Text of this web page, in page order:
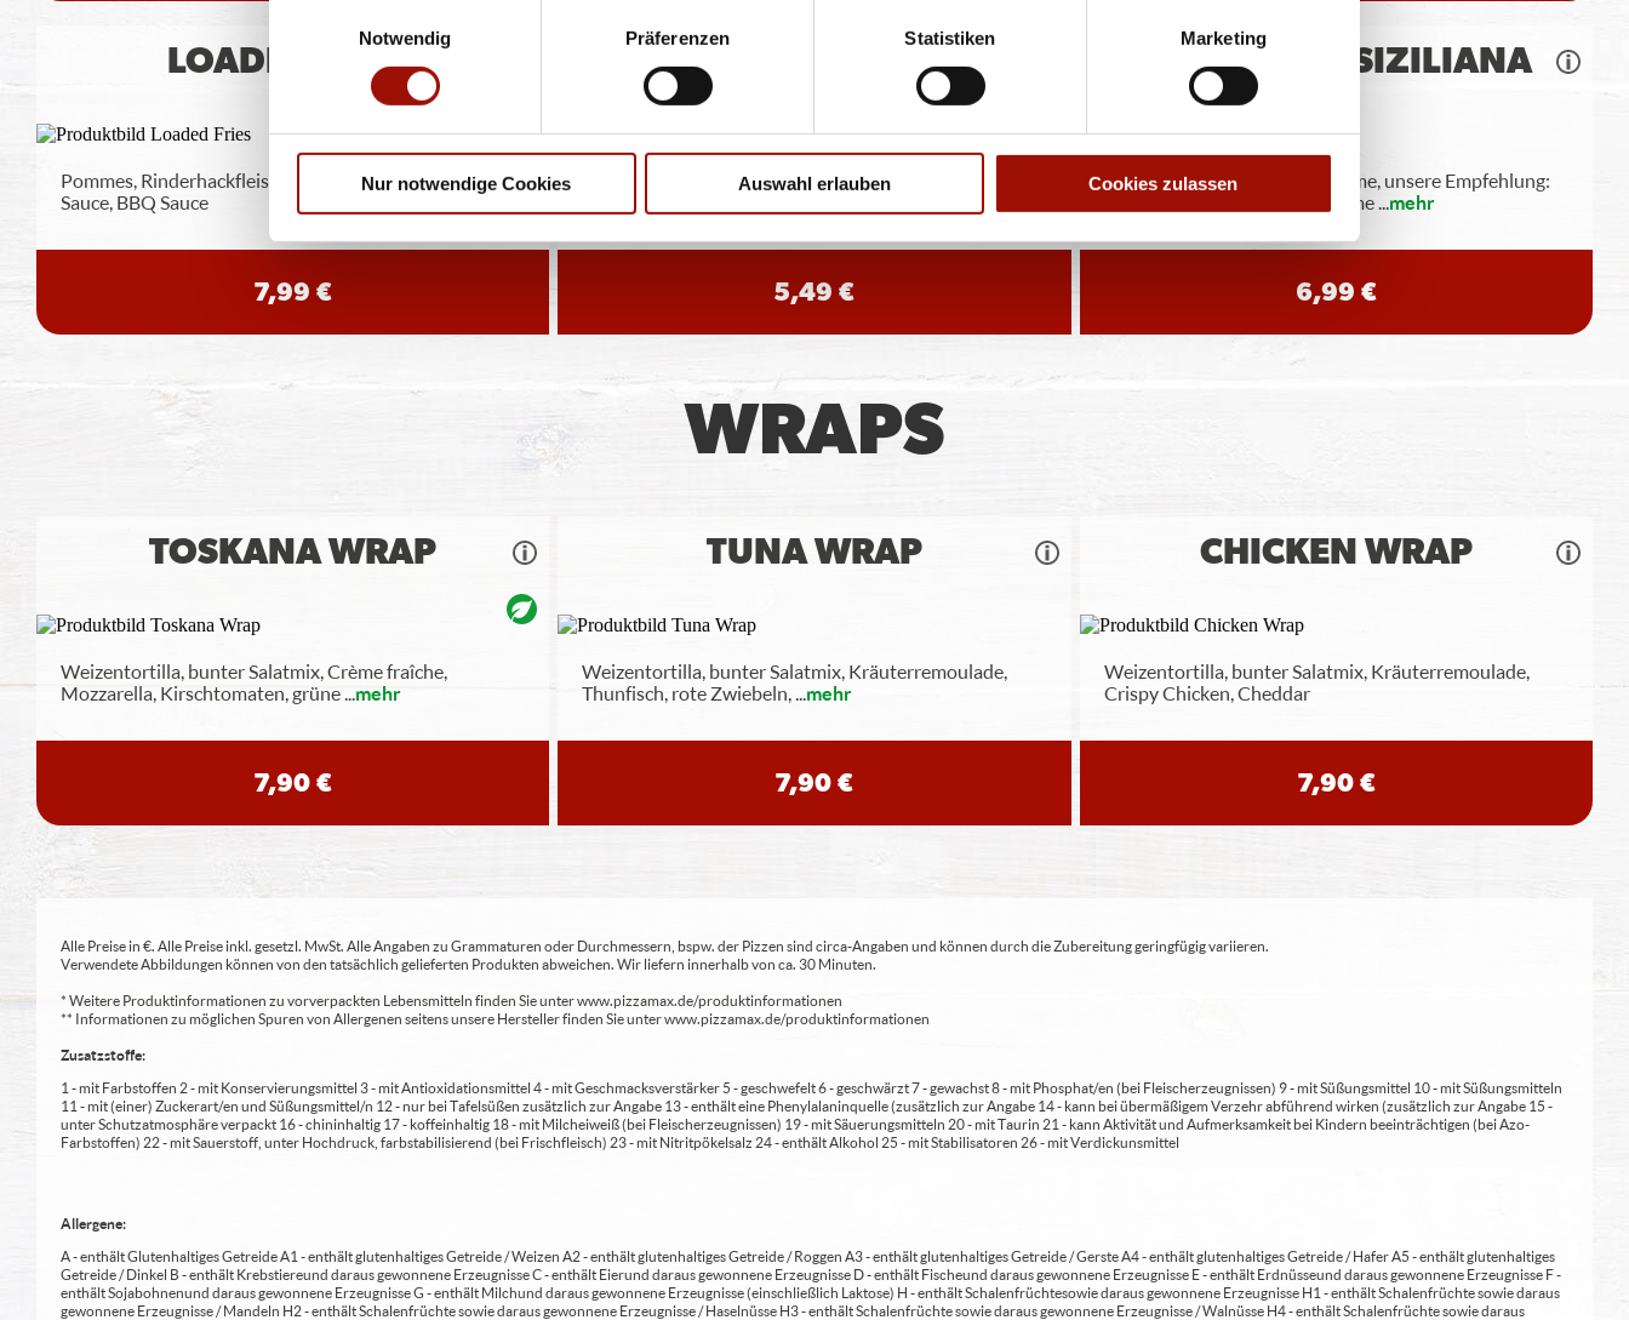
Notwendig
Präferenzen Statistiken Marketing
Nur notwendige Cookies Auswahl erlauben Cookies zulassen
LOADED FRIES
Pommes, Rinderhackfleisch, Jalapeños, Chili Cheese
Sauce, BBQ Sauce
7,99 €
Knusprige Pommes Frites inclusive Dip nach Wahl
5,49 €
FLATBREAD SIZILIANA
Pizzateigecken, Knoblauchcreme, unsere Empfehlung:
Siziliana Dip (aus Tomatencreme...mehr
6,99 €
WRAPS
TOSKANA WRAP
Weizentortilla, bunter Salatmix, Crème fraîche,
Mozzarella, Kirschtomaten, grüne...mehr
7,90 €
TUNA WRAP
Weizentortilla, bunter Salatmix, Kräuterremoulade,
Thunfisch, rote Zwiebeln,...mehr
7,90 €
CHICKEN WRAP
Weizentortilla, bunter Salatmix, Kräuterremoulade,
Crispy Chicken, Cheddar
7,90 €
Alle Preise in €. Alle Preise inkl. gesetzl. MwSt. Alle Angaben zu Grammaturen oder Durchmessern, bspw. der Pizzen sind circa-Angaben und können durch die Zubereitung geringfügig variieren.
Verwendete Abbildungen können von den tatsächlich gelieferten Produkten abweichen. Wir liefern innerhalb von ca. 30 Minuten.
* Weitere Produktinformationen zu vorverpackten Lebensmitteln finden Sie unter www.pizzamax.de/produktinformationen
** Informationen zu möglichen Spuren von Allergenen seitens unsere Hersteller finden Sie unter www.pizzamax.de/produktinformationen
Zusatzstoffe:
1 - mit Farbstoffen 2 - mit Konservierungsmittel 3 - mit Antioxidationsmittel 4 - mit Geschmacksverstärker 5 - geschwefelt 6 - geschwärzt 7 - gewachst 8 - mit Phosphat/en (bei Fleischerzeugnissen) 9 - mit Süßungsmittel 10 - mit Süßungsmitteln
11 - mit (einer) Zuckerart/en und Süßungsmittel/n 12 - nur bei Tafelsüßen zusätzlich zur Angabe 13 - enthält eine Phenylalaninquelle (zusätzlich zur Angabe 14 - kann bei übermäßigem Verzehr abführend wirken (zusätzlich zur Angabe 15 -
unter Schutzatmosphäre verpackt 16 - chininhaltig 17 - koffeinhaltig 18 - mit Milcheiweiß (bei Fleischerzeugnissen) 19 - mit Säuerungsmitteln 20 - mit Taurin 21 - kann Aktivität und Aufmerksamkeit bei Kindern beeinträchtigen (bei Azo-
Farbstoffen) 22 - mit Sauerstoff, unter Hochdruck, farbstabilisierend (bei Frischfleisch) 23 - mit Nitritpökelsalz 24 - enthält Alkohol 25 - mit Stabilisatoren 26 - mit Verdickunsmittel
Allergene:
A - enthält Glutenhaltiges Getreide A1 - enthält glutenhaltiges Getreide / Weizen A2 - enthält glutenhaltiges Getreide / Roggen A3 - enthält glutenhaltiges Getreide / Gerste A4 - enthält glutenhaltiges Getreide / Hafer A5 - enthält glutenhaltiges
Getreide / Dinkel B - enthält Krebstiere und daraus gewonnene Erzeugnisse C - enthält Eier und daraus gewonnene Erzeugnisse D - enthält Fische und daraus gewonnene Erzeugnisse E - enthält Erdnüsse und daraus gewonnene Erzeugnisse F -
enthält Sojabohnen und daraus gewonnene Erzeugnisse G - enthält Milch und daraus gewonnene Erzeugnisse (einschließlich Laktose) H - enthält Schalenfrüchte sowie daraus gewonnene Erzeugnisse H1 - enthält Schalenfrüchte sowie daraus
gewonnene Erzeugnisse / Mandeln H2 - enthält Schalenfrüchte sowie daraus gewonnene Erzeugnisse / Haselnüsse H3 - enthält Schalenfrüchte sowie daraus gewonnene Erzeugnisse / Walnüsse H4 - enthält Schalenfrüchte sowie daraus